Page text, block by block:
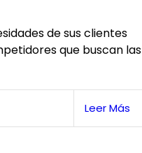
de sus clientes
que buscan las
Leer Más